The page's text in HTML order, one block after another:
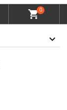
shopping_cart0